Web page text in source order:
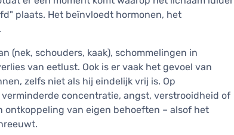
plaats. Het beïnvloedt hormonen, het
(nek, schouders, kaak), schommelingen in
van eetlust. Ook is er vaak het gevoel van
zelfs niet als hij eindelijk vrij is. Op
concentratie, angst, verstrooidheid of
ontkoppeling van eigen behoeften – alsof het